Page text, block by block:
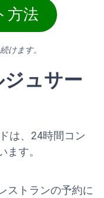
方法
けます。
ュサー
は、24時間コン
ます。
ストランの予約に